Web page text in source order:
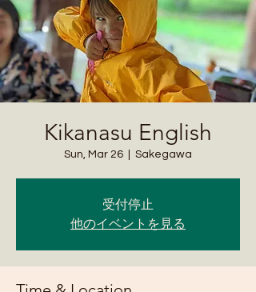
Kikanasu English
Sun, Mar 26 Sakegawa
受付停止
他のイベントを見る